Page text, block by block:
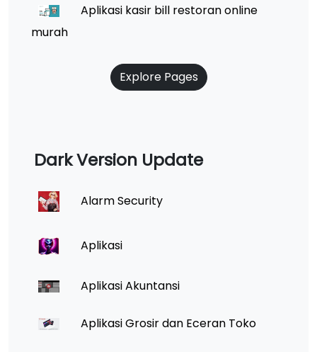
Aplikasi kasir bill restoran online
murah
Explore Pages
Dark Version Update
Alarm Security
Aplikasi
Aplikasi Akuntansi
Aplikasi Grosir dan Eceran Toko